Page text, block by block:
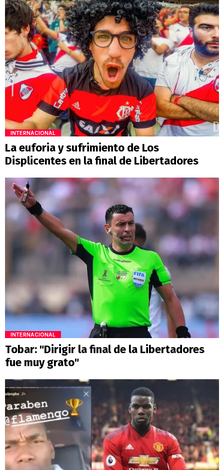
INTERNACIONAL
La euforia y sufrimiento de Los
Displicentes en la final de Libertadores
INTERNACIONAL
Tobar: "Dirigir la final de la Libertadores
fue muy grato"